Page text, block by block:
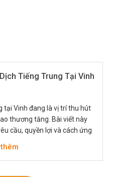
Tiếng Trung Tại Vinh
tại Vinh đang là vị trí thu hút
thương tăng. Bài viết này
cầu, quyền lợi và cách ứng